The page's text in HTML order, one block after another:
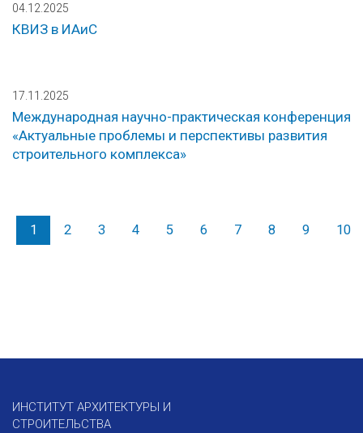
04.12.2025
КВИЗ в ИАиС
17.11.2025
Международная научно-практическая конференция
«Актуальные проблемы и перспективы развития
строительного комплекса»
1 2 3 4 5 6 7 8 9 10
ИНСТИТУТ АРХИТЕКТУРЫ И
СТРОИТЕЛЬСТВА